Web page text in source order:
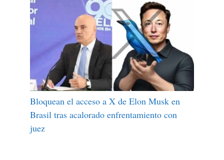
Bloquean el acceso a X de Elon Musk en
Brasil tras acalorado enfrentamiento con
juez